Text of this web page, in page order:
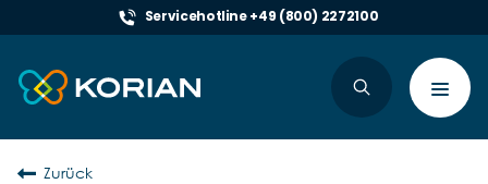
Servicehotline +49 (800) 2272100
Zurück